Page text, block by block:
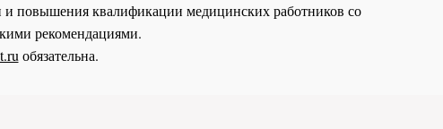
и повышения квалификации медицинских работников со
рекомендациями.
обязательна.